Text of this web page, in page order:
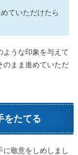
ていただけたら
ような印象を与えて
のまま進めていただ
をたてる
敬意をしめしまし